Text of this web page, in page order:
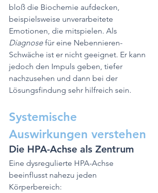
bloß die Biochemie aufdecken,
beispielsweise unverarbeitete
Emotionen, die mitspielen. Als
Diagnose für eine Nebennieren-
Schwäche ist er nicht geeignet. Er kann
jedoch den Impuls geben, tiefer
nachzusehen und dann bei der
Lösungsfindung sehr hilfreich sein.
Systemische
Auswirkungen verstehen
Die HPA-Achse als Zentrum
Eine dysregulierte HPA-Achse
beeinflusst nahezu jeden
Körperbereich: